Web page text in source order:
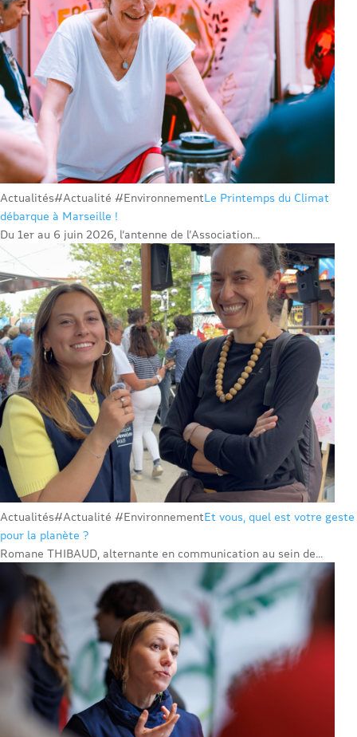
Actualités#Actualité #EnvironnementLe Printemps du Climat
débarque à Marseille !
Du 1er au 6 juin 2026, l’antenne de l’Association...
Actualités#Actualité #EnvironnementEt vous, quel est votre geste
pour la planète ?
Romane THIBAUD, alternante en communication au sein de...